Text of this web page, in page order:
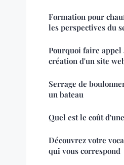
Formation pour
les perspectives du
Pourquoi faire appel
création d'un site
Serrage de
un bateau
Quel est le coût
Découvrez votre
qui vous correspond